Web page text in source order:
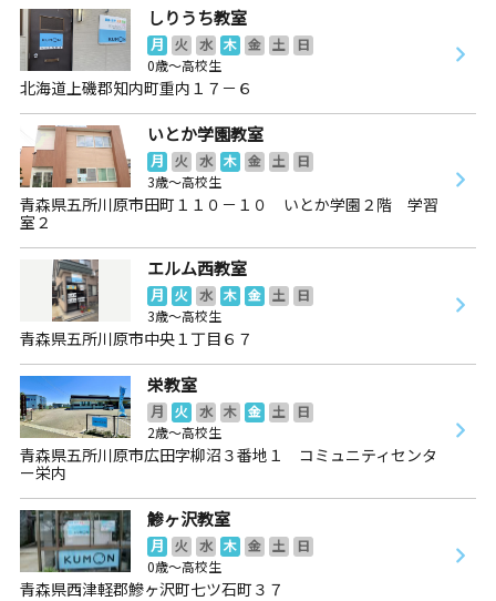
しりうち教室
月 火 水 木 金 土
日
0歳～高校生
北海道上磯郡知内町重内１７－６
いとか学園教室
月 火 水 木 金 土
日
3歳～高校生
青森県五所川原市田町１１０－１０ いとか学園２階 学習
室２
エルム西教室
月 火 水 木 金 土
日
3歳～高校生
青森県五所川原市中央１丁目６７
栄教室
月 火 水 木 金 土
日
2歳～高校生
青森県五所川原市広田字柳沼３番地１ コミュニティセンタ
ー栄内
鯵ヶ沢教室
月 火 水 木 金 土
日
0歳～高校生
青森県西津軽郡鰺ヶ沢町七ツ石町３７